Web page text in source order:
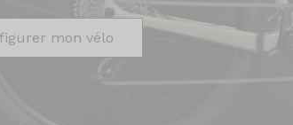
mon vélo